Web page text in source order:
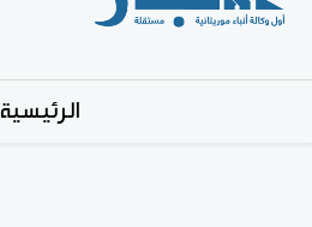
الرئيسية